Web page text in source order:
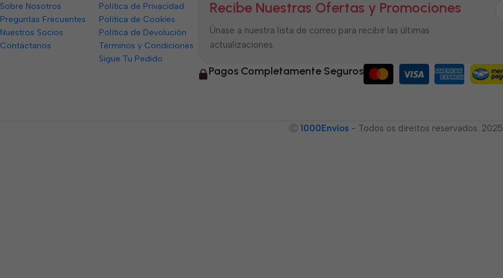
Sobre Nosotros
Preguntas Frecuentes
Nuestros Socios
Contáctanos
Política de Privacidad
Política de Cookies
Política de Devolución
Términos y Condiciones
Sigue Tu Pedido
Recibe Nuestras Ofertas y Promociones
Únase a nuestra lista de correo para recibir las últimas
actualizaciones.
Pagos Completamente Seguros
Ⓒ 1000Envíos - Todos os direitos reservados. 2025